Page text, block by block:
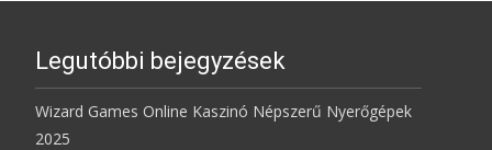
Legutóbbi bejegyzések
Wizard Games Online Kaszinó Népszerű Nyerőgépek
2025